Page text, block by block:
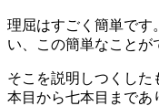
理屈はすごく簡単です
い、この簡単なことが
そこを説明しつくした
本目から七本目まであ